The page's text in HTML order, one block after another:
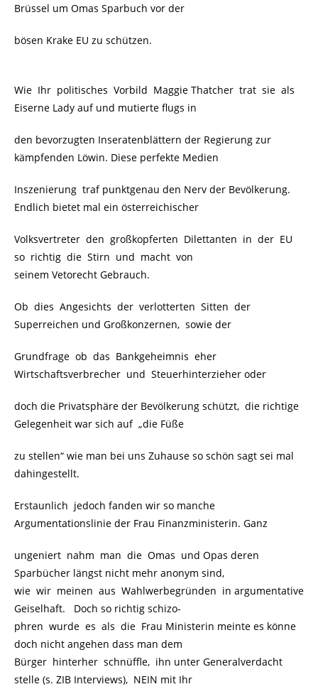
Brüssel um Omas Sparbuch vor der
bösen Krake EU zu schützen.
Wie Ihr politisches Vorbild Maggie Thatcher trat sie als
Eiserne Lady auf und mutierte flugs in
den bevorzugten Inseratenblättern der Regierung zur
kämpfenden Löwin. Diese perfekte Medien
Inszenierung traf punktgenau den Nerv der Bevölkerung.
Endlich bietet mal ein österreichischer
Volksvertreter den großkopferten Dilettanten in der EU
so richtig die Stirn und macht von
seinem Vetorecht Gebrauch.
Ob dies Angesichts der verlotterten Sitten der
Superreichen und Großkonzernen, sowie der
Grundfrage ob das Bankgeheimnis eher
Wirtschaftsverbrecher und Steuerhinterzieher oder
doch die Privatsphäre der Bevölkerung schützt, die richtige
Gelegenheit war sich auf „die Füße
zu stellen“ wie man bei uns Zuhause so schön sagt sei mal
dahingestellt.
Erstaunlich jedoch fanden wir so manche
Argumentationslinie der Frau Finanzministerin. Ganz
ungeniert nahm man die Omas und Opas deren
Sparbücher längst nicht mehr anonym sind,
wie wir meinen aus Wahlwerbegründen in argumentative
Geiselhaft. Doch so richtig schizo-
phren wurde es als die Frau Ministerin meinte es könne
doch nicht angehen dass man dem
Bürger hinterher schnüffle, ihn unter Generalverdacht
stelle (s. ZIB Interviews), NEIN mit Ihr